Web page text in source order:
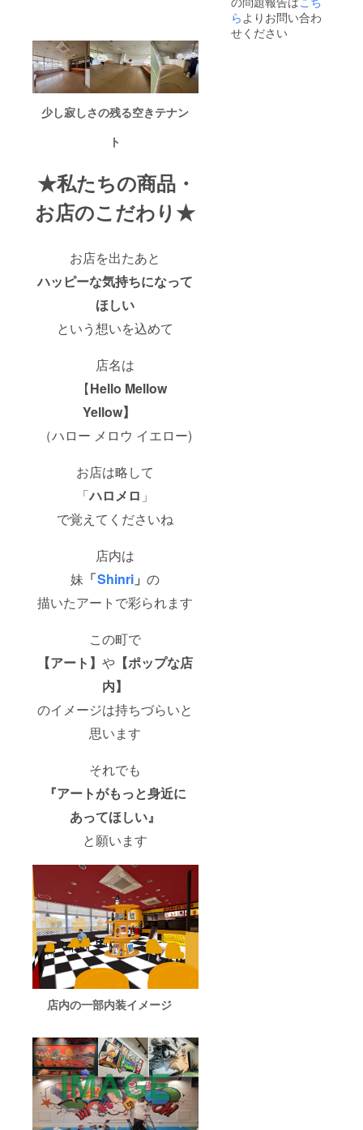
少し寂しさの残る空きテナン
ト
★私たちの商品・
お店のこだわり★
お店を出たあと
ハッピーな気持ちになって
ほしい
という想いを込めて
店名は
【Hello Mellow
Yellow】
（ハロー メロウ イエロー)
お店は略して
「ハロメロ 」
で覚えてくださいね
店内は
妹 「Shinri 」の
描いたアートで彩られます
この町で
【アート】や 【ポップな店
内】
のイメージは持ちづらいと
思います
それでも
『アートがもっと身近に
あってほしい』
と願います
店内の一部内装イメージ
支援者
または
会社名
ら よりお問い合わ
せください